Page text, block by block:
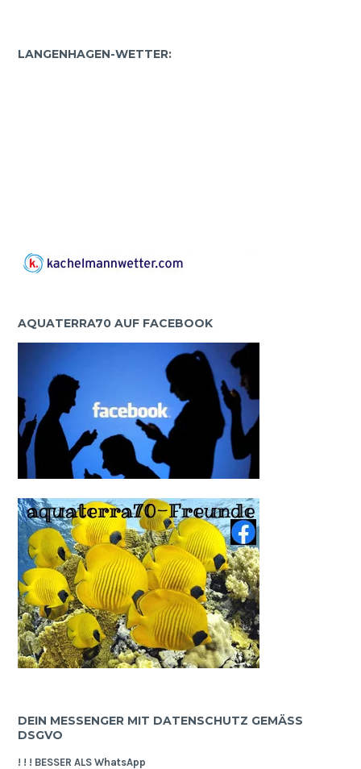
LANGENHAGEN-WETTER:
AQUATERRA70 AUF FACEBOOK
DEIN MESSENGER MIT DATENSCHUTZ GEMÄSS D
SGVO
! ! ! BESSER ALS WhatsApp